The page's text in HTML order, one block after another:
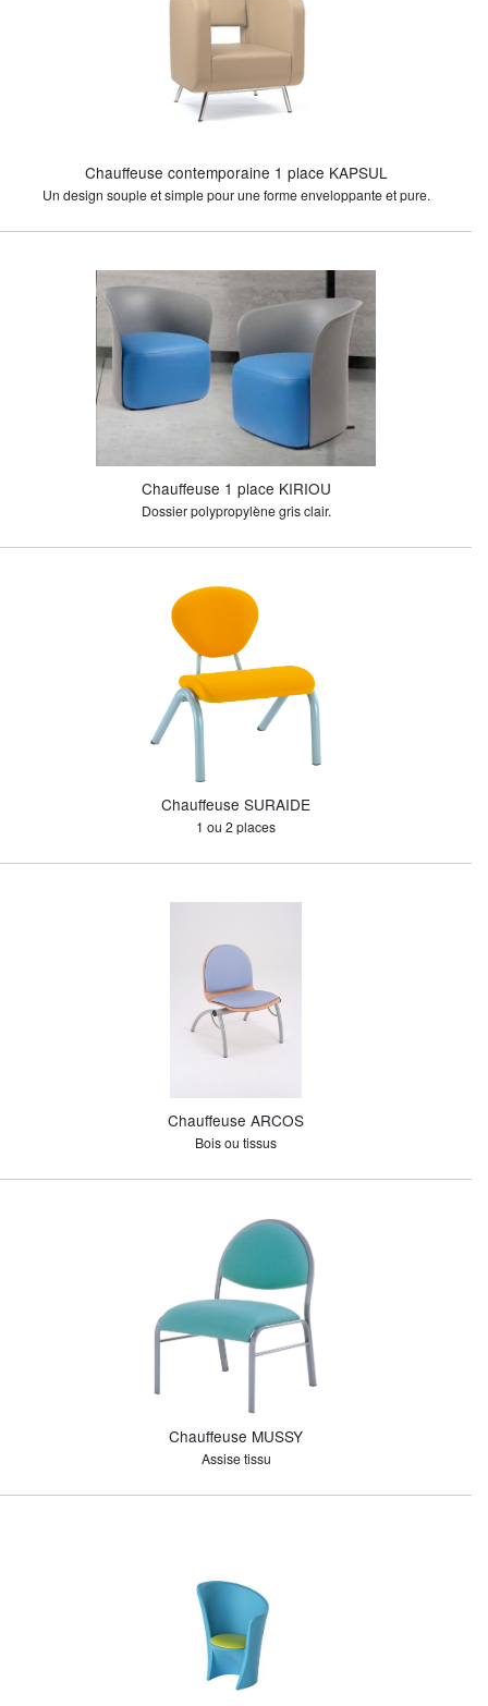
Chauffeuse contemporaine 1 place KAPSUL
Un design souple et simple pour une forme enveloppante et pure.
Chauffeuse 1 place KIRIOU
Dossier polypropylène gris clair.
Chauffeuse SURAIDE
1 ou 2 places
Chauffeuse ARCOS
Bois ou tissus
Chauffeuse MUSSY
Assise tissu